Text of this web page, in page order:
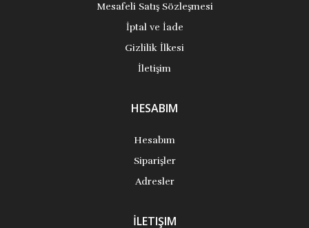
Mesafeli Satış Sözleşmesi
İptal ve İade
Gizlilik İlkesi
İletişim
HESABIM
Hesabım
Siparişler
Adresler
İLETIŞIM